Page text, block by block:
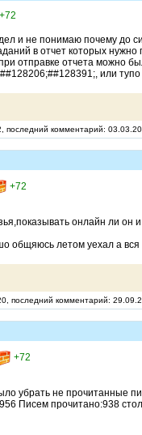
+72
и не понимаю почему до
в отчет которых нужно
отправке отчета можно
или
последний комментарий:
+72
онлайн ли он
общяюсь летом уехал а
последний комментарий:
+72
убрать не прочитанные
Писем прочитано:938